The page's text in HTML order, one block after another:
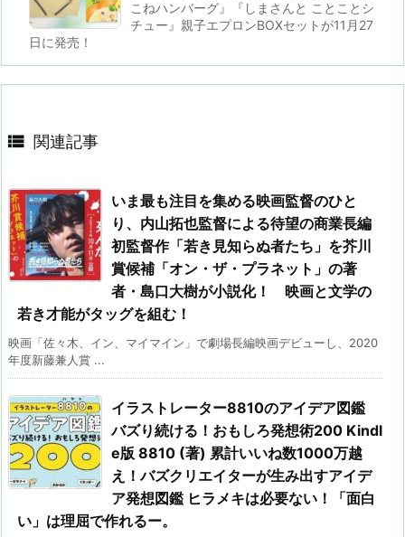
こねハンバーグ』『しまさんと ことことシ
チュー』親子エプロンBOXセットが11月27
日に発売！
 関連記事
いま最も注目を集める映画監督のひと
り、内山拓也監督による待望の商業長編
初監督作「若き見知らぬ者たち」を芥川
賞候補「オン・ザ・プラネット」の著
者・島口大樹が小説化！ 映画と文学の
若き才能がタッグを組む！
映画「佐々木、イン、マイマイン」で劇場長編映画デビューし、2020
年度新藤兼人賞 ...
イラストレーター8810のアイデア図鑑
バズり続ける！おもしろ発想術200 Kindl
e版 8810 (著) 累計いいね数1000万越
え！バズクリエイターが生み出すアイデ
ア発想図鑑 ヒラメキは必要ない！「面白
い」は理屈で作れるー。